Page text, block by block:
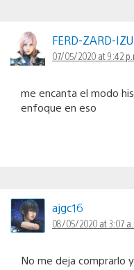
FERD-ZARD-
07/05/2020 at 9:42
me encanta el modo
enfoque en eso
ajgc16
08/05/2020 at 3:07
No me deja comprarlo